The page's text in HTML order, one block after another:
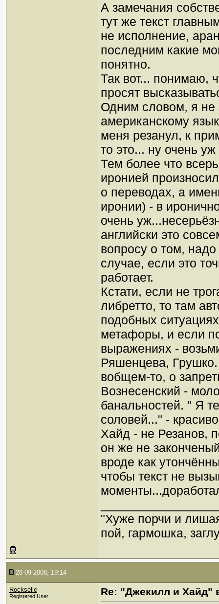
А замечания
тут же текст
не исполнение,
последним какие
понятно.
Так вот... понимаю,
просят
Одним словом, я не
американскому
меня резанул, к
то это... ну очень
Тем более что
иронией
о переводах, а
иронии) - в
очень
английски это
вопросу о том,
случае, если это
работает.
Кстати, если не
либретто, то там
подобных
метафоры, и если
выражениях -
Ряшенцева,
вобщем-то, о
Вознесенский -
банальностей. " Я
соловей..." -
Хайд - не Резанов,
он же не
вроде как
чтобы текст не
"Хуже порчи и
пой, гармошка,
28-09-2008, 19:14
Rockselle
Registered User
Re: "Джекилл и Хайд"